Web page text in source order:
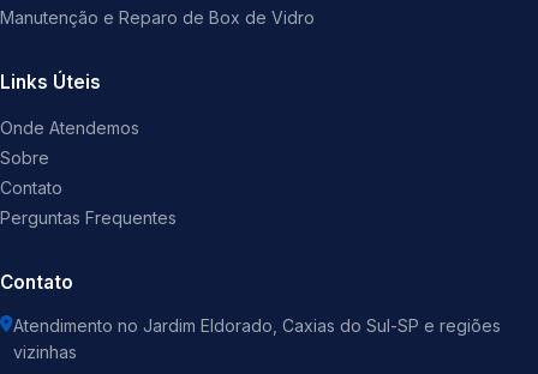
Manutenção e Reparo de Box de Vidro
Links Úteis
Onde Atendemos
Sobre
Contato
Perguntas Frequentes
Contato
Atendimento no Jardim Eldorado, Caxias do Sul-SP e regiões
vizinhas